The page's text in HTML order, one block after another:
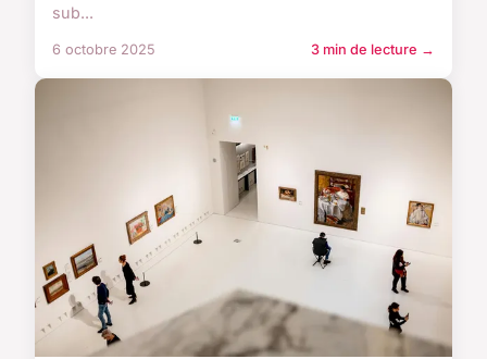
sub...
6 octobre 2025 3 min de lecture →